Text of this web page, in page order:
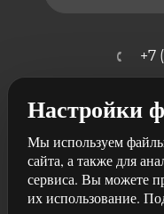
+7
г.
Настройки
Мы используем
сайта, а также для
сервиса. Вы можете
их использование.